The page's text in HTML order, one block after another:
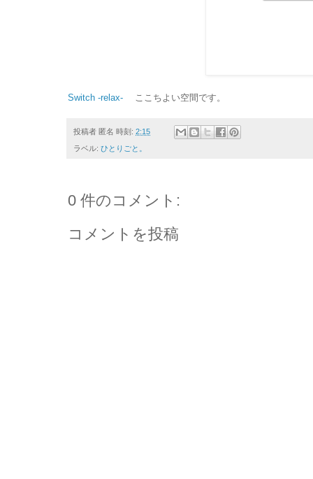
Switch -relax- ここちよい空間です。
投稿者 匿名 時刻: 2:15
ラベル: ひとりごと。
0 件のコメント:
コメントを投稿